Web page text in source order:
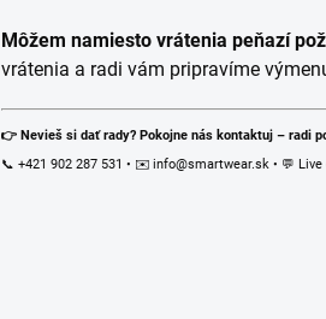
Môžem namiesto vrátenia peňazí
vrátenia a radi vám pripravíme
👉 Nevieš si dať rady? Pokojne nás kontaktuj – radi
📞 +421 902 287 531 • ✉️ info@smartwear.sk • 💬